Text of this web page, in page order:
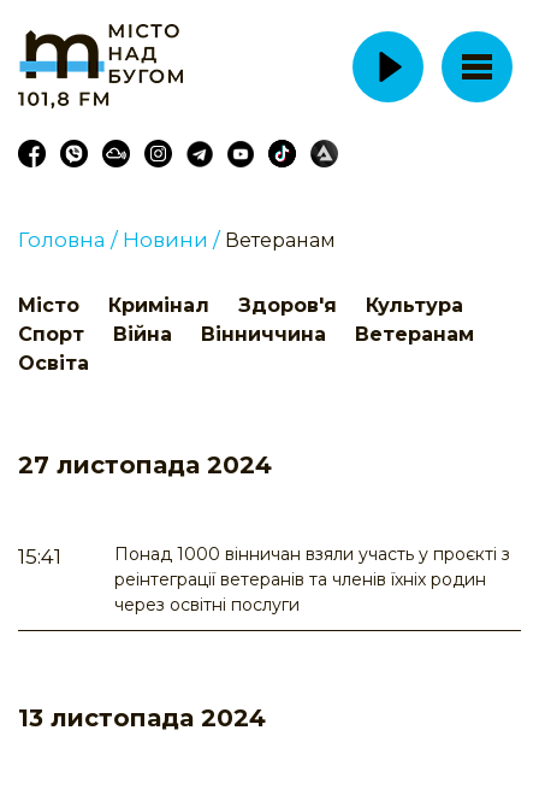
Головна / Новини / Ветеранам
Місто Кримінал Здоров'я
Культура
Спорт
Війна Вінниччина
Ветеранам
Освіта
27 листопада 2024
15:41
Понад 1000 вінничан взяли участь у проєкті з
реінтеграції ветеранів та членів їхніх родин
через освітні послуги
13 листопада 2024